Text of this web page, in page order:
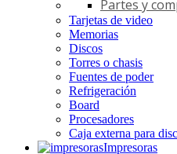
Partes y
Tarjetas de video
Memorias
Discos
Torres o chasis
Fuentes de poder
Refrigeración
Board
Procesadores
Caja externa para
Impresoras